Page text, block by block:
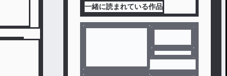
一緒に読まれている作品